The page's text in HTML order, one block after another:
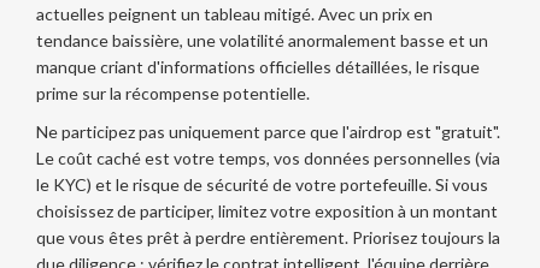
actuelles peignent un tableau mitigé. Avec un prix en
tendance baissière, une volatilité anormalement basse et un
manque criant d'informations officielles détaillées, le risque
prime sur la récompense potentielle.
Ne participez pas uniquement parce que l'airdrop est "gratuit".
Le coût caché est votre temps, vos données personnelles (via
le KYC) et le risque de sécurité de votre portefeuille. Si vous
choisissez de participer, limitez votre exposition à un montant
que vous êtes prêt à perdre entièrement. Priorisez toujours la